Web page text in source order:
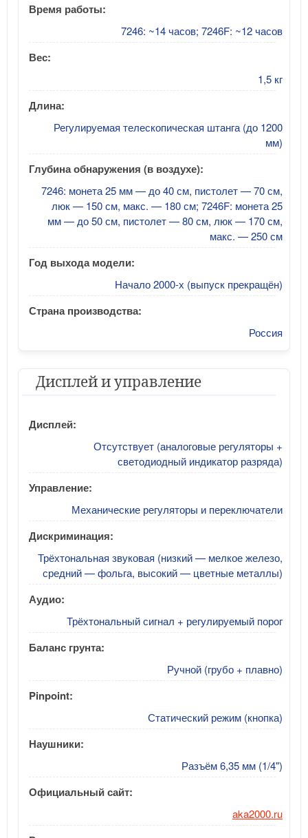
Время работы:
7246: ~14 часов; 7246F: ~12 часов
Вес:
1,5 кг
Длина:
Регулируемая телескопическая штанга (до 1200
мм)
Глубина обнаружения (в воздухе):
7246: монета 25 мм — до 40 см, пистолет — 70 см,
люк — 150 см, макс. — 180 см; 7246F: монета 25
мм — до 50 см, пистолет — 80 см, люк — 170 см,
макс. — 250 см
Год выхода модели:
Начало 2000-х (выпуск прекращён)
Страна производства:
Россия
Дисплей и управление
Дисплей:
Отсутствует (аналоговые регуляторы +
светодиодный индикатор разряда)
Управление:
Механические регуляторы и переключатели
Дискриминация:
Трёхтональная звуковая (низкий — мелкое железо,
средний — фольга, высокий — цветные металлы)
Аудио:
Трёхтональный сигнал + регулируемый порог
Баланс грунта:
Ручной (грубо + плавно)
Pinpoint:
Статический режим (кнопка)
Наушники:
Разъём 6,35 мм (1/4")
Официальный сайт:
aka2000.ru